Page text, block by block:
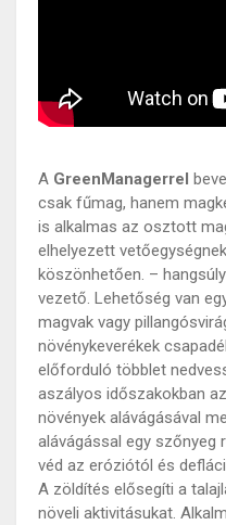
A GreenManagerrel
csak fűmag, hanem
is alkalmas az osztott
elhelyezett
köszönhetően. –
vezető. Lehetőség van
magvak vagy
növénykeverékek
előforduló többlet
aszályos időszakokban
növények alávágásával
alávágással egy szőnyeg
véd az eróziótól és
A zöldítés elősegíti a
növeli aktivitásukat.